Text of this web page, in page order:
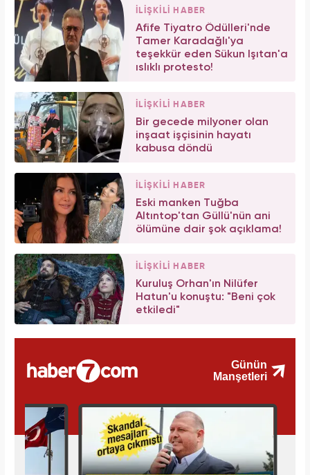
İLİŞKİLİ HABER
Afife Tiyatro Ödülleri'nde
Tamer Karadağlı'ya
teşekkür eden Sükun Işıtan'a
ıslıklı protesto!
İLİŞKİLİ HABER
Bir gecede milyoner olan
inşaat işçisinin hayatı
kabusa döndü
İLİŞKİLİ HABER
Eski manken Tuğba
Altıntop'tan Güllü'nün ani
ölümüne dair şok açıklama!
İLİŞKİLİ HABER
Kuruluş Orhan'ın Nilüfer
Hatun'u konuştu: "Beni çok
etkiledi"